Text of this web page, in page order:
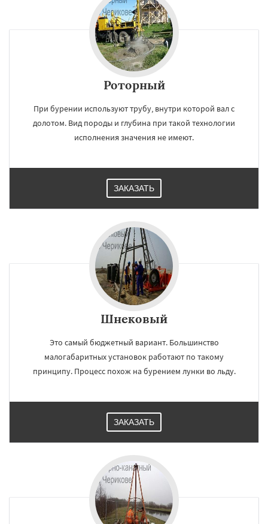
Роторный
При бурении используют трубу, внутри которой вал с
долотом. Вид породы и глубина при такой технологии
исполнения значения не имеют.
ЗАКАЗАТЬ
Шнековый
Это самый бюджетный вариант. Большинство
малогабаритных установок работают по такому
принципу. Процесс похож на бурением лунки во льду.
ЗАКАЗАТЬ